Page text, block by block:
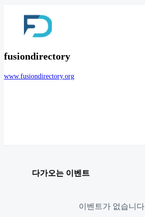
fusiondirectory
www.fusiondirectory.org
다가오는 이벤트
이벤트가 없습니다